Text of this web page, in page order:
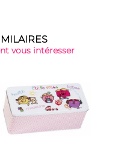
vous intéresser